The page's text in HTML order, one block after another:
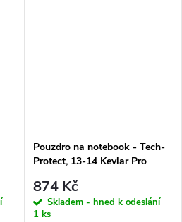
Pouzdro na notebook - Tech-
Protect, 13-14 Kevlar Pro
874 Kč
Skladem - hned k odeslání
1 ks